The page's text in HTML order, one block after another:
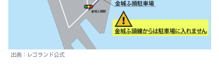
出典：レゴランド公式